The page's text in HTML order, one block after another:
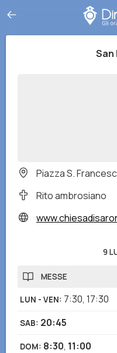
San
Piazza S.
Rito ambrosiano
9
MESSE
LUN - VEN: 7:30, 17:30
SAB: 20:45
DOM: 8:30, 11:00